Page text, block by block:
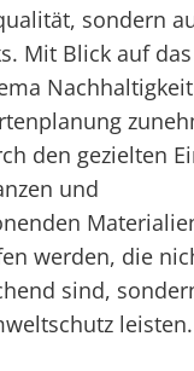
sondern
Mit Blick auf das
den gezielten
und
werden, die
sind,
leisten.